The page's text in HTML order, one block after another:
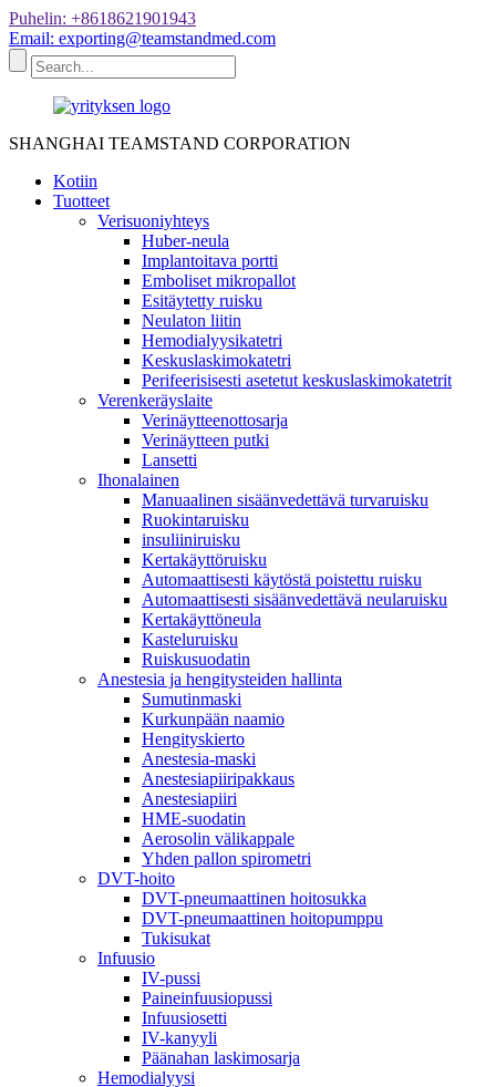
Puhelin: +8618621901943
Email: exporting@teamstandmed.com
SHANGHAI TEAMSTAND CORPORATION
Kotiin
Tuotteet
Verisuoniyhteys
Huber-neula
Implantoitava portti
Emboliset mikropallot
Esitäytetty ruisku
Neulaton liitin
Hemodialyysikatetri
Keskuslaskimokatetri
Perifeerisisesti asetetut keskuslaskimokatetrit
Verenkeräyslaite
Verinäytteenottosarja
Verinäytteen putki
Lansetti
Ihonalainen
Manuaalinen sisäänvedettävä turvaruisku
Ruokintaruisku
insuliiniruisku
Kertakäyttöruisku
Automaattisesti käytöstä poistettu ruisku
Automaattisesti sisäänvedettävä neularuisku
Kertakäyttöneula
Kasteluruisku
Ruiskusuodatin
Anestesia ja hengitysteiden hallinta
Sumutinmaski
Kurkunpään naamio
Hengityskierto
Anestesia-maski
Anestesiapiiripakkaus
Anestesiapiiri
HME-suodatin
Aerosolin välikappale
Yhden pallon spirometri
DVT-hoito
DVT-pneumaattinen hoitosukka
DVT-pneumaattinen hoitopumppu
Tukisukat
Infuusio
IV-pussi
Paineinfuusiopussi
Infuusiosetti
IV-kanyyli
Päänahan laskimosarja
Hemodialyysi